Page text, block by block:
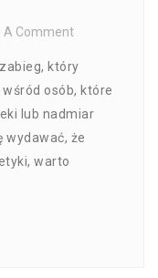
A Comment
Czym
Polega
Powiek
Górnych?
który
osób, które
lub nadmiar
wydawać, że
warto